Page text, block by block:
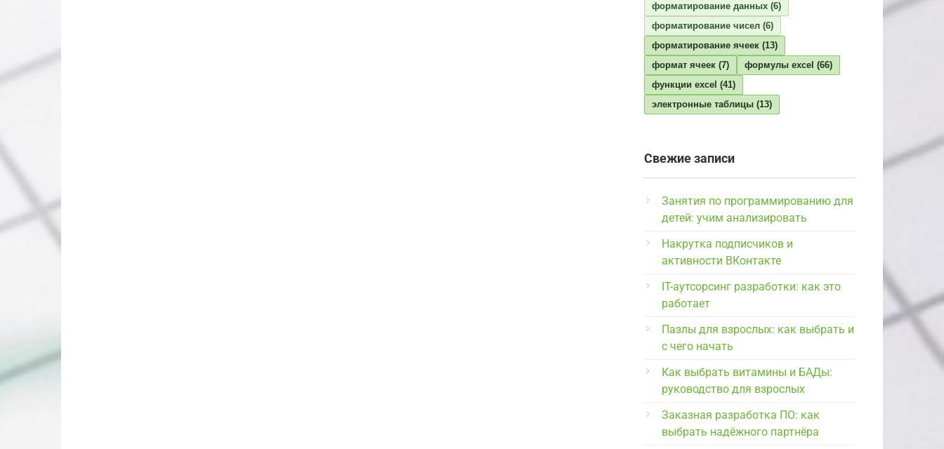
форматирование данных (6)
форматирование чисел (6)
форматирование ячеек (13)
формат ячеек (7) формулы excel (66)
функции excel (41)
электронные таблицы (13)
Свежие записи
Занятия по программированию для
детей: учим анализировать
Накрутка подписчиков и
активности ВКонтакте
IT-аутсорсинг разработки: как это
работает
Пазлы для взрослых: как выбрать и
с чего начать
Как выбрать витамины и БАДы:
руководство для взрослых
Заказная разработка ПО: как
выбрать надёжного партнёра